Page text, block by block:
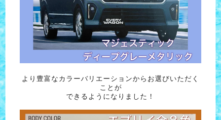
より豊富なカラーバリエーションからお選びいただく
ことが
できるようになりました！